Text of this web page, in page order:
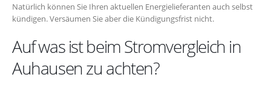
Natürlich können Sie Ihren aktuellen Energielieferanten auch selbst
kündigen. Versäumen Sie aber die Kündigungsfrist nicht.
Auf was ist beim Stromvergleich in
Auhausen zu achten?